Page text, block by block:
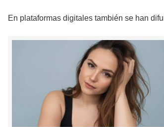
En plataformas digitales también se han